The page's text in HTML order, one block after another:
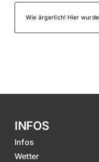
Wie ärgerlich! Hier
INFOS
Infos
Wetter